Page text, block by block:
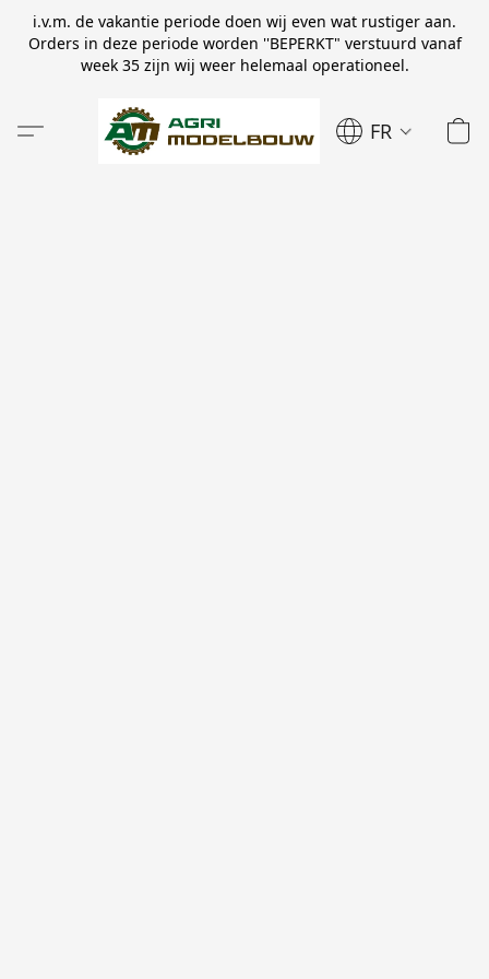
i.v.m. de vakantie periode doen wij even wat rustiger aan.
Orders in deze periode worden ''BEPERKT" verstuurd vanaf
week 35 zijn wij weer helemaal operationeel.
FR